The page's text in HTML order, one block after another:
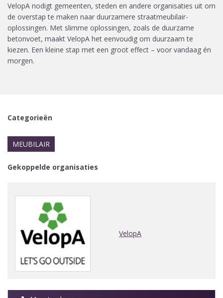
VelopA nodigt gemeenten, steden en andere organisaties uit om
de overstap te maken naar duurzamere straatmeubilair-
oplossingen. Met slimme oplossingen, zoals de duurzame
betonvoet, maakt VelopA het eenvoudig om duurzaam te
kiezen. Een kleine stap met een groot effect – voor vandaag én
morgen.
Categorieën
MEUBILAIR
Gekoppelde organisaties
VelopA